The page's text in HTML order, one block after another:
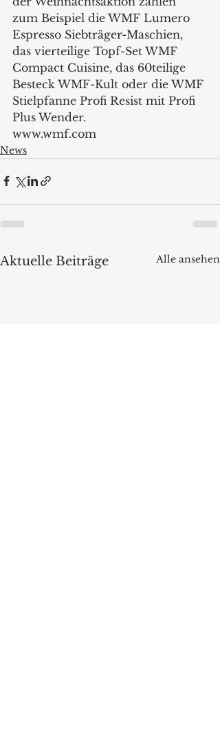
zum Beispiel die WMF Lumero
Espresso Siebträger-Maschien,
das vierteilige Topf-Set WMF
Compact Cuisine, das 60teilige
Besteck WMF-Kult oder die WMF
Stielpfanne Profi Resist mit Profi
Plus Wender.
www.wmf.com
News
Aktuelle Beiträge Alle ansehen